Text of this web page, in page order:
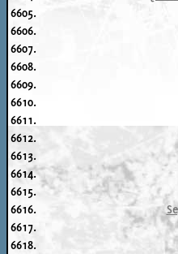
6605.
6606.
6607.
6608.
6609.
6610.
6611.
6612.
6613.
6614.
6615.
6616.
6617.
6618.